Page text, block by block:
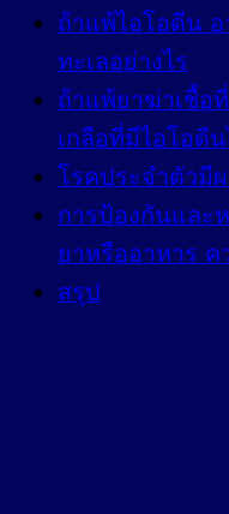
ถ้าแพ้ไอโอดีน อ
ทะเลอย่างไร
ถ้าแพ้ยาฆ่าเชื้อ
เกลือที่มีไอโอดี
โรคประจำตัวมี
การป้องกันและ
ยาหรืออาหาร ค
สรุป